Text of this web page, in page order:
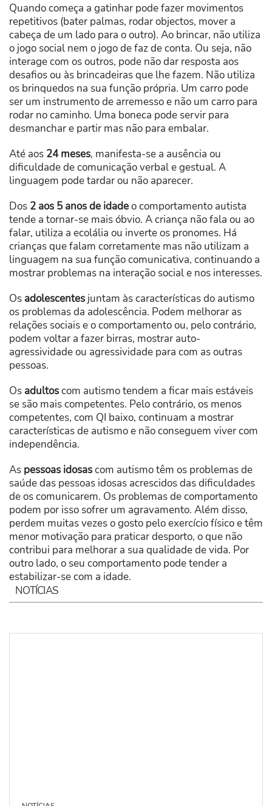
Quando começa a gatinhar pode fazer movimentos
repetitivos (bater palmas, rodar objectos, mover a
cabeça de um lado para o outro). Ao brincar, não utiliza
o jogo social nem o jogo de faz de conta. Ou seja, não
interage com os outros, pode não dar resposta aos
desafios ou às brincadeiras que lhe fazem. Não utiliza
os brinquedos na sua função própria. Um carro pode
ser um instrumento de arremesso e não um carro para
rodar no caminho. Uma boneca pode servir para
desmanchar e partir mas não para embalar.
Até aos 24 meses, manifesta-se a ausência ou
dificuldade de comunicação verbal e gestual. A
linguagem pode tardar ou não aparecer.
Dos 2 aos 5 anos de idadeo comportamento autista
tende a tornar-se mais óbvio. A criança não fala ou ao
falar, utiliza a ecolália ou inverte os pronomes. Há
crianças que falam corretamente mas não utilizam a
linguagem na sua função comunicativa, continuando a
mostrar problemas na interação social e nos interesses.
Os adolescentes juntam às características do autismo
os problemas da adolescência. Podem melhorar as
relações sociais e o comportamento ou, pelo contrário,
podem voltar a fazer birras, mostrar auto-
agressividade ou agressividade para com as outras
pessoas.
Os adultoscom autismo tendem a ficar mais estáveis
se são mais competentes. Pelo contrário, os menos
competentes, com QI baixo, continuam a mostrar
características de autismo e não conseguem viver com
independência.
As pessoas idosascom autismo têm os problemas de
saúde das pessoas idosas acrescidos das dificuldades
de os comunicarem. Os problemas de comportamento
podem por isso sofrer um agravamento. Além disso,
perdem muitas vezes o gosto pelo exercício físico e têm
menor motivação para praticar desporto, o que não
contribui para melhorar a sua qualidade de vida. Por
outro lado, o seu comportamento pode tender a
estabilizar-se com a idade.
NOTÍCIAS